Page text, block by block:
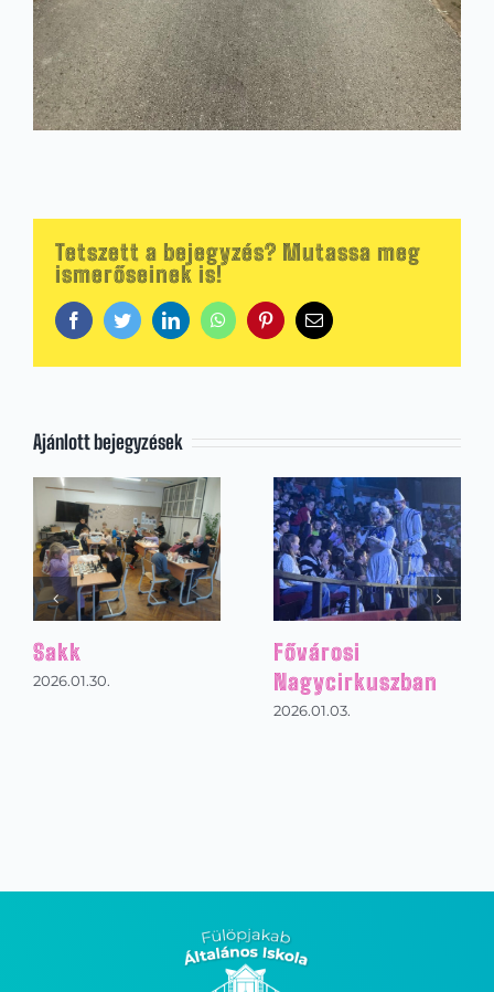
Tetszett a bejegyzés? Mutassa meg
ismerőseinek is!
FacebookTwitterLinkedInWhatsAppPinterestEmail:
Ajánlott bejegyzések
Magyar kultúra
napja
Suliban alvós buli
2026.01.30.